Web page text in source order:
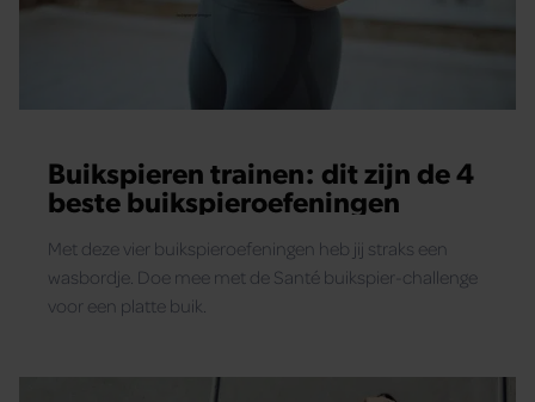
Buikspieren trainen: dit zijn de 4
beste buikspieroefeningen
Met deze vier buikspieroefeningen heb jij straks een
wasbordje. Doe mee met de Santé buikspier-challenge
voor een platte buik.